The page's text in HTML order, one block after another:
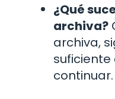
¿Qué
archiva?
archiva,
continuar.